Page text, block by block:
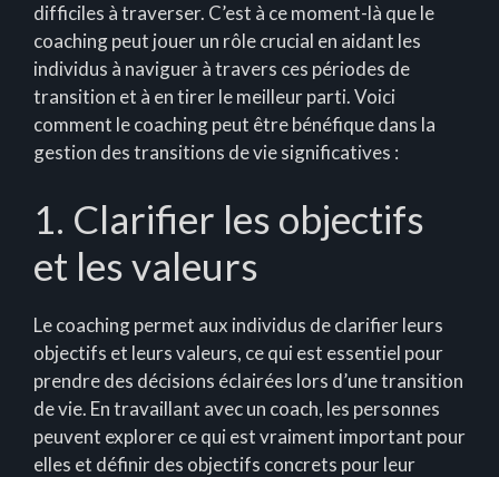
difficiles à traverser. C’est à ce moment-là que le
coaching peut jouer un rôle crucial en aidant les
individus à naviguer à travers ces périodes de
transition et à en tirer le meilleur parti. Voici
comment le coaching peut être bénéfique dans la
gestion des transitions de vie significatives :
1. Clarifier les objectifs
et les valeurs
Le coaching permet aux individus de clarifier leurs
objectifs et leurs valeurs, ce qui est essentiel pour
prendre des décisions éclairées lors d’une transition
de vie. En travaillant avec un coach, les personnes
peuvent explorer ce qui est vraiment important pour
elles et définir des objectifs concrets pour leur